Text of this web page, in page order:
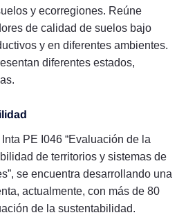
y ecorregiones. Reúne
de calidad de suelos bajo
y en diferentes ambientes.
diferentes estados,
PE I046 “Evaluación de la
de territorios y sistemas de
se encuentra desarrollando una
actualmente, con más de 80
de la sustentabilidad.